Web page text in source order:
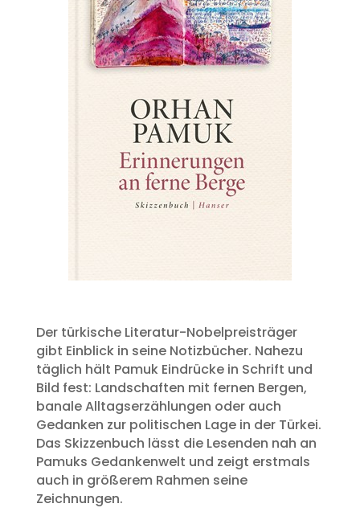
Der türkische Literatur-Nobelpreisträger
gibt Einblick in seine Notizbücher. Nahezu
täglich hält Pamuk Eindrücke in Schrift und
Bild fest: Landschaften mit fernen Bergen,
banale Alltagserzählungen oder auch
Gedanken zur politischen Lage in der Türkei.
Das Skizzenbuch lässt die Lesenden nah an
Pamuks Gedankenwelt und zeigt erstmals
auch in größerem Rahmen seine
Zeichnungen.